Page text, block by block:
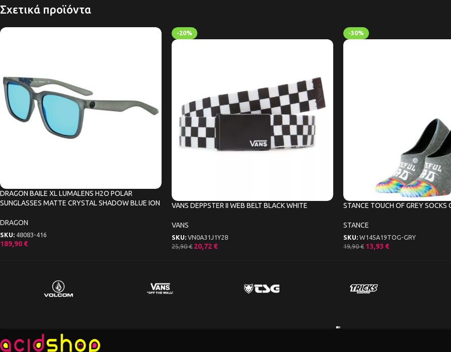
Σχετικά προϊόντα
DRAGON BAILE XL LUMALENS H2O POLAR
SUNGLASSES MATTE CRYSTAL SHADOW BLUE ION
DRAGON
SKU: 48083-416
189,90 €
-20%
VANS DEPPSTER II WEB BELT BLACK WHITE
VANS
SKU: VN0A31J1Y28
25,90€ 20,72 €
-30%
STANCE TOUCH OF GREY SOCKS
STANCE
SKU: W145A19TOG-GRY
19,90€ 13,93 €